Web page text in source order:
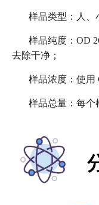
样品类型：人、
样品纯度：OD
去除干净；
样品浓度：使用
样品总量：每个